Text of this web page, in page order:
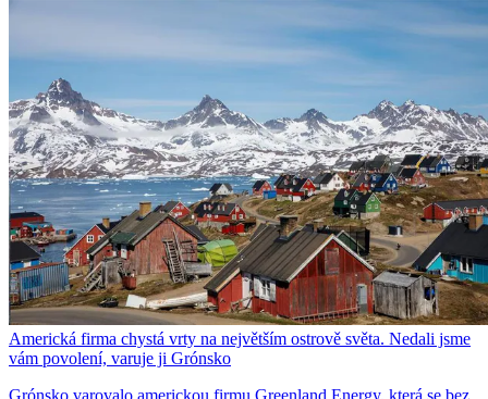
Americká firma chystá vrty na největším ostrově světa. Nedali jsme
vám povolení, varuje ji Grónsko
Grónsko varovalo americkou firmu Greenland Energy, která se bez